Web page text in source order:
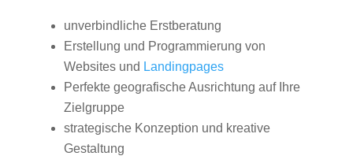
unverbindliche Erstberatung
Erstellung und Programmierung von
Websites und Landingpages
Perfekte geografische Ausrichtung auf Ihre
Zielgruppe
strategische Konzeption und kreative
Gestaltung